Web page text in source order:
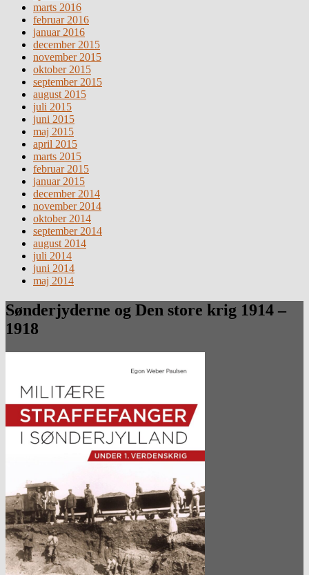
marts 2016
februar 2016
januar 2016
december 2015
november 2015
oktober 2015
september 2015
august 2015
juli 2015
juni 2015
maj 2015
april 2015
marts 2015
februar 2015
januar 2015
december 2014
november 2014
oktober 2014
september 2014
august 2014
juli 2014
juni 2014
maj 2014
Sønderjyderne og Den store krig 1914 –
1918